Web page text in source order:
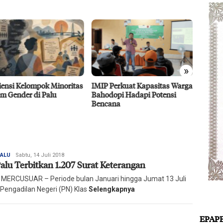
»
Kapasitas Warga
Hadapi Potensi
Dubes UEA Tertarik
Berinvestasi di Sulteng Sektor
Pertanian, Energi, dan
CPO
Agro
2026
Redaksi
Harian
Mercusuar
Sabtu, 14 Juli 2018
Terbitkan 1.207 Surat Keterangan
MERCUSUAR – Periode bulan Januari hingga Jumat 13 Juli
Negeri (PN) Klas Selengkapnya